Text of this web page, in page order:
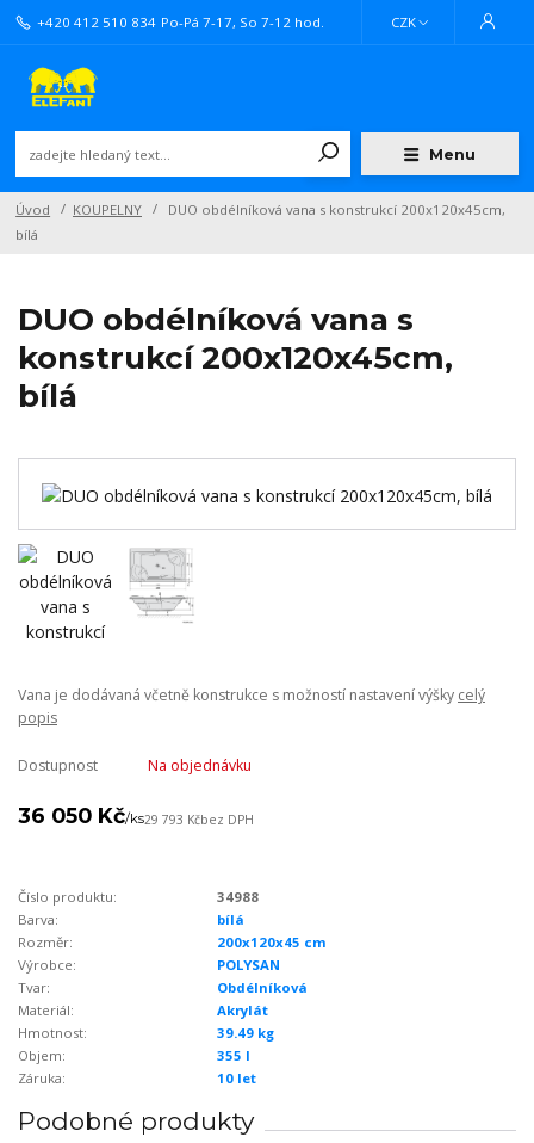
Menu
CZK
+420 412 510 834 Po-Pá 7-17, So 7-12 hod.
Úvod KOUPELNY
DUO obdélníková vana s konstrukcí 200x120x45cm,
bílá
DUO obdélníková vana s
konstrukcí 200x120x45cm,
bílá
Vana je dodávaná včetně konstrukce s možností nastavení výšky celý
popis
Dostupnost Na objednávku
36 050 Kč/ks29 793 Kčbez DPH
Číslo produktu:
34988
Barva:
bílá
Rozměr:
200x120x45 cm
Výrobce:
POLYSAN
Tvar:
Obdélníková
Materiál:
Akrylát
Hmotnost:
39.49 kg
Objem:
355 l
Záruka:
10 let
Podobné produkty